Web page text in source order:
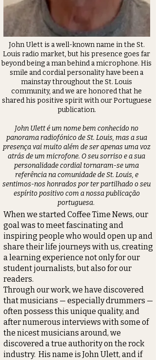
John Ulett is a well-known name in the St.
Louis radio market, but his presence goes far
beyond being a man behind a microphone. His
smile and cordial personality have been a
mainstay throughout the St. Louis
community, and we are honored that he
shared his positive spirit with our Portuguese
publication.
John Ulett é um nome bem conhecido no
panorama radiofónico de St. Louis, mas a sua
presença vai muito além de ser apenas uma voz
atrás de um microfone. O seu sorriso e a sua
personalidade cordial tornaram-se uma
referência na comunidade de St. Louis, e
sentimos-nos honrados por ter partilhado o seu
espírito positivo com a nossa publicação
portuguesa.
When we started Coffee Time News, our
goal was to meet fascinating and
inspiring people who would open up and
share their life journeys with us, creating
a learning experience not only for our
student journalists, but also for our
readers.
Through our work, we have discovered
that musicians — especially drummers —
often possess this unique quality, and
after numerous interviews with some of
the nicest musicians around, we
discovered a true authority on the rock
industry. His name is John Ulett, and if